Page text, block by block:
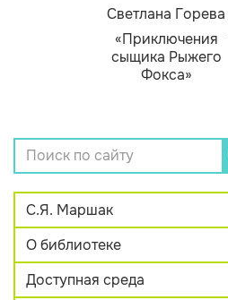
Светлана Горева
«Приключения
сыщика Рыжего
Фокса»
С.Я. Маршак
О библиотеке
Доступная среда